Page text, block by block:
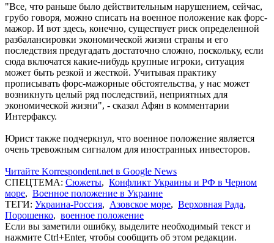
"Все, что раньше было действительным нарушением, сейчас,
грубо говоря, можно списать на военное положение как форс-
мажор. И вот здесь, конечно, существует риск определенной
разбалансировки экономической жизни страны и его
последствия предугадать достаточно сложно, поскольку, если
сюда включатся какие-нибудь крупные игроки, ситуация
может быть резкой и жесткой. Учитывая практику
прописывать форс-мажорные обстоятельства, у нас может
возникнуть целый ряд последствий, неприятных для
экономической жизни", - сказал Афян в комментарии
Интерфаксу.
Юрист также подчеркнул, что военное положение является
очень тревожным сигналом для иностранных инвесторов.
Читайте Korrespondent.net в Google News
СПЕЦТЕМА: Сюжеты, Конфликт Украины и РФ в Черном
море, Военное положение в Украине
ТЕГИ: Украина-Россия, Азовское море, Верховная Рада,
Порошенко, военное положение
Если вы заметили ошибку, выделите необходимый текст и
нажмите Ctrl+Enter, чтобы сообщить об этом редакции.